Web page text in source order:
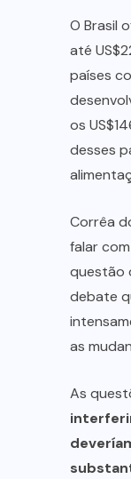
O Brasil
até
países
os
desses
Corrêa
falar
questão
debate
as
As